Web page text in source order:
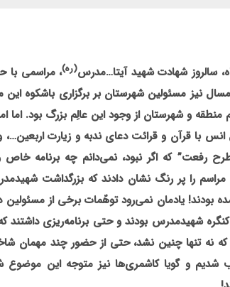
سالروز شهادت شهید آیت‏ا…مدرس(ره)، مراسمی
نیز مسئولین شهرستان بر برگزاری باشکوه
منطقه و شهرستان از وجود این عالِم بزرگ بود. اما
با قرآن و قرائت دعای ندبه و زیارت
طرح رفعت” که اگر نبود، نمی‌دانم چه برنامه
را پر رنگ نشان دادند که بزرگداشت
یادمان نمی‌رود توهمات برخی از مسئولین
شهیدمدرس بودند و حتی برنامه‌ریزی
نه تنها چنین نشد، حتی از حضور چند مهمان
و گویا کاشمری‌ها نیز متوجه این موضوع